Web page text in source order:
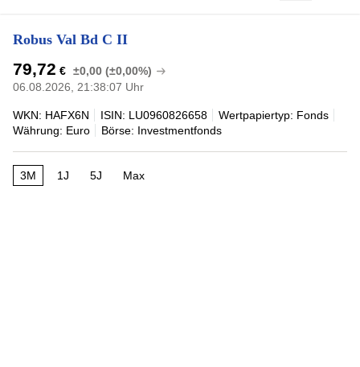
Robus Val Bd C II
79,72 € ±0,00 (±0,00%)
06.08.2026, 21:38:07 Uhr
WKN: HAFX6N ISIN: LU0960826658
Wertpapiertyp: Fonds
Währung: Euro
Börse: Investmentfonds
3M 1J 5J Max